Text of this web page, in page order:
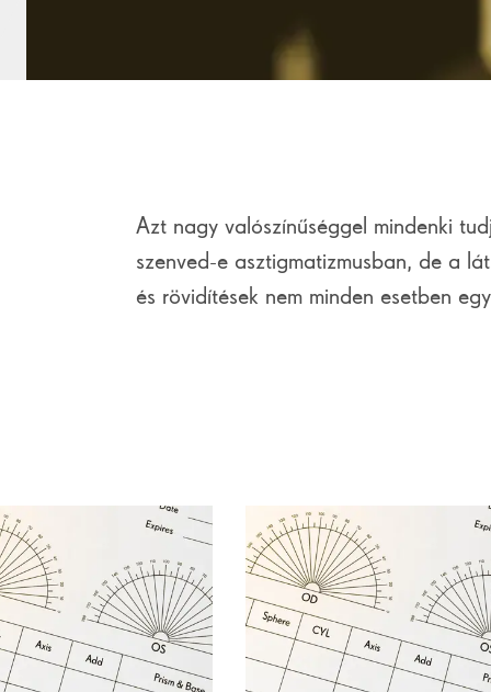
Azt nagy valószínűséggel mindenki
szenved-e asztigmatizmusban, de a
és rövidítések nem minden esetben